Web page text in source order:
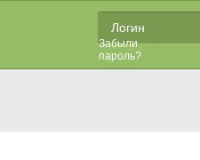
Забыли
пароль?